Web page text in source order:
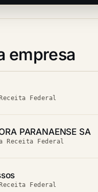
empresa
Federal
PARANAENSE SA
Receita Federal
Federal